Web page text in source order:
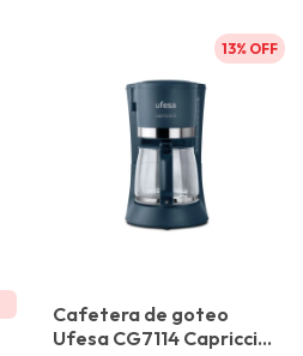
13
Cafetera de goteo
Ufesa CG7114 Capriccio